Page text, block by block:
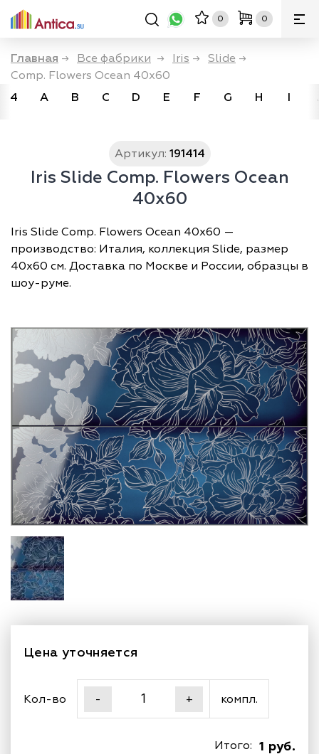
0 0
Главная → Все фабрики → Iris → Slide →
Comp. Flowers Ocean 40x60
4
A B C D E F G H I
Артикул: 191414
Iris Slide Comp. Flowers Ocean
40x60
Iris Slide Comp. Flowers Ocean 40x60 —
производство: Италия, коллекция Slide, размер
40х60 см. Доставка по Москве и России, образцы в
шоу-руме.
Цена уточняется
Кол-во - + компл.
1 руб.
Итого: